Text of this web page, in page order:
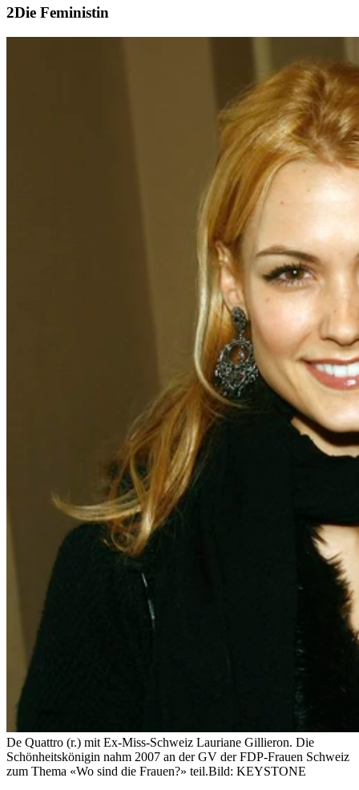
Die Feministin
De Quattro (r.) mit Ex-Miss-Schweiz Lauriane Gillieron. Die
Schönheitskönigin nahm 2007 an der GV der FDP-Frauen Schweiz
zum Thema «Wo sind die Frauen?» teil.Bild: KEYSTONE